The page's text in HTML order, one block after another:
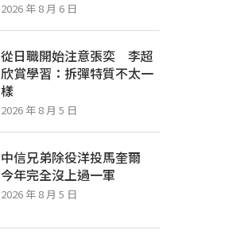
2026 年 8 月 6 日
從日職開始注意張奕 李超
欣賞學習：拆彈特質不太一
樣
2026 年 8 月 5 日
中信兄弟除役洋投馬奎爾
今年完全沒上過一軍
2026 年 8 月 5 日